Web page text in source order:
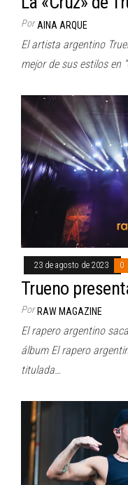
Por AINA ARQUE
El artista argentino
mejor de sus estilos en
23 de agosto de 2023 0
Trueno
Por RAW MAGAZINE
El rapero argentino
álbum El rapero
titulada…